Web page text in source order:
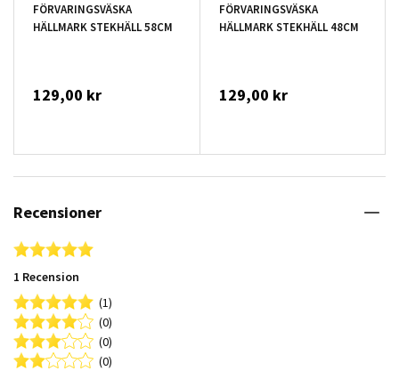
FÖRVARINGSVÄSKA
HÄLLMARK STEKHÄLL 58CM
129,00 kr
FÖRVARINGSVÄSKA
HÄLLMARK STEKHÄLL 48CM
129,00 kr
Recensioner
5.0 star rating
1 Recension
(1)
(0)
(0)
(0)